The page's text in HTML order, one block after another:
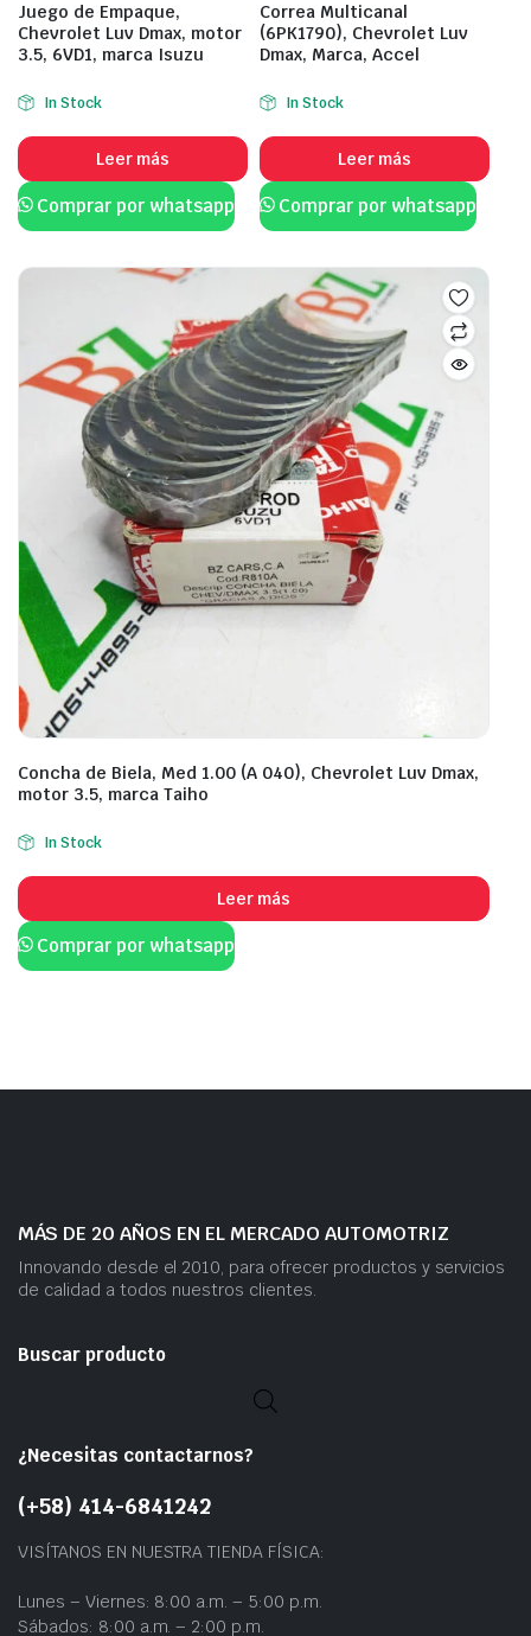
Juego de Empaque,
Chevrolet Luv Dmax, motor
3.5, 6VD1, marca Isuzu
In Stock
Leer más
Comprar por whatsapp
Correa Multicanal
(6PK1790), Chevrolet Luv
Dmax, Marca, Accel
In Stock
Leer más
Comprar por whatsapp
Concha de Biela, Med 1.00 (A 040), Chevrolet Luv Dmax,
motor 3.5, marca Taiho
In Stock
Leer más
Comprar por whatsapp
MÁS DE 20 AÑOS EN EL MERCADO AUTOMOTRIZ
Innovando desde el 2010, para ofrecer productos y servicios
de calidad a todos nuestros clientes.
Buscar producto
¿Necesitas contactarnos?
(+58) 414-6841242
VISÍTANOS EN NUESTRA TIENDA FÍSICA:
Lunes – Viernes: 8:00 a.m. – 5:00 p.m.
Sábados: 8:00 a.m. – 2:00 p.m.